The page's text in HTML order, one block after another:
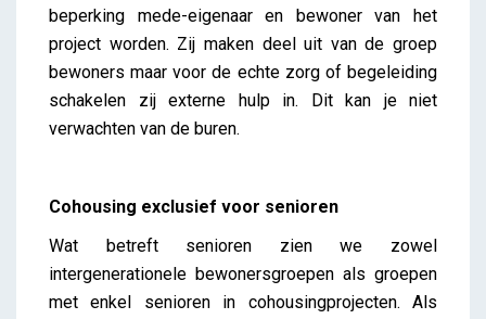
beperking mede-eigenaar en bewoner van het
project worden. Zij maken deel uit van de groep
bewoners maar voor de echte zorg of begeleiding
schakelen zij externe hulp in. Dit kan je niet
verwachten van de buren.
Cohousing exclusief voor senioren
Wat betreft senioren zien we zowel
intergenerationele bewonersgroepen als groepen
met enkel senioren in cohousingprojecten. Als